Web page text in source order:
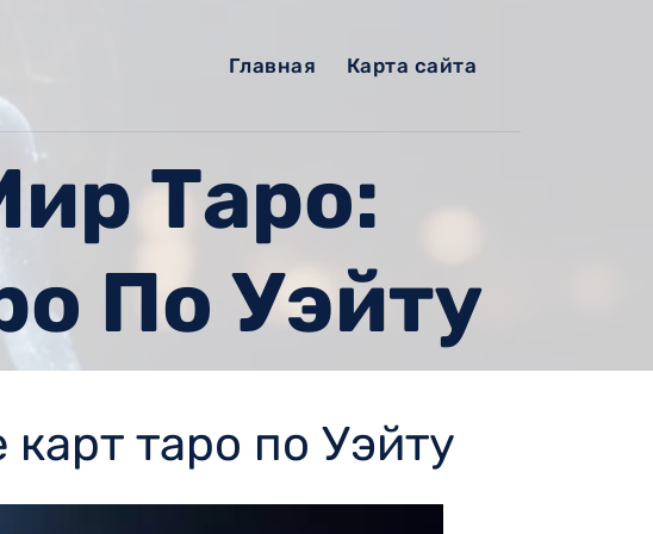
Главная Карта сайта
Таро:
По Уэйту
таро по Уэйту